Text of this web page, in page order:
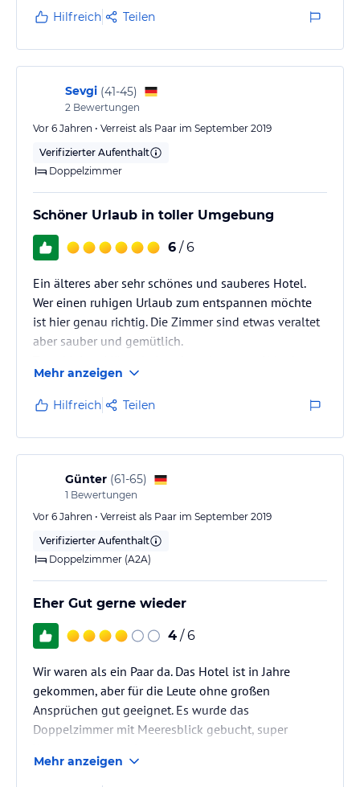
nicht verpackt was für uns ok ist wie man es kennt,
aber dann zu begründen für den Pool gibt es aus
Corona Hygienemaßnahmen keine,kann man dann
nicht verstehen.Die Kellner vor allem einer namens
"Ferdi" war unmöglich. Im…
Hilfreich Teilen
Sevgi (41-45)
2 Bewertungen
Vor 6 Jahren • Verreist als Paar im September 2019
Verifizierter Aufenthalt
Doppelzimmer
Schöner Urlaub in toller Umgebung
6 / 6
Ein älteres aber sehr schönes und sauberes Hotel.
Wer einen ruhigen Urlaub zum entspannen möchte
ist hier genau richtig. Die Zimmer sind etwas veraltet
aber sauber und gemütlich.
Mehr anzeigen
Hilfreich Teilen
Günter (61-65)
1 Bewertungen
Vor 6 Jahren • Verreist als Paar im September 2019
Verifizierter Aufenthalt
Doppelzimmer (A2A)
Eher Gut gerne wieder
4 / 6
Wir waren als ein Paar da. Das Hotel ist in Jahre
gekommen, aber für die Leute ohne großen
Ansprüchen gut geeignet. Es wurde das
Doppelzimmer mit Meeresblick gebucht, super
Mehr anzeigen